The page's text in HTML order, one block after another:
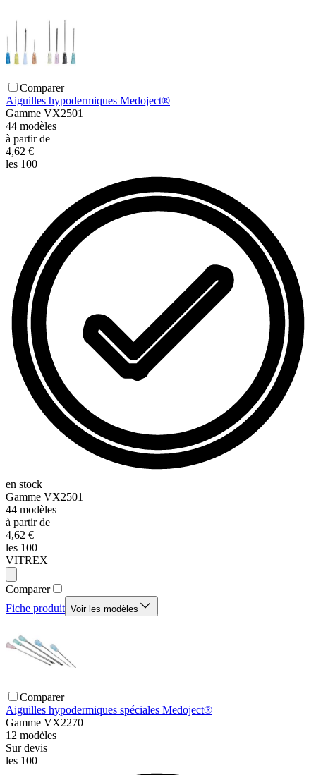
Comparer
Aiguilles hypodermiques Medoject®
Gamme VX2501
44 modèles
à partir de
4,62 €
les 100
en stock
Gamme VX2501
44 modèles
à partir de
4,62 €
les 100
VITREX
Comparer
Fiche produit Voir les modèles
Comparer
Aiguilles hypodermiques spéciales Medoject®
Gamme VX2270
12 modèles
Sur devis
les 100